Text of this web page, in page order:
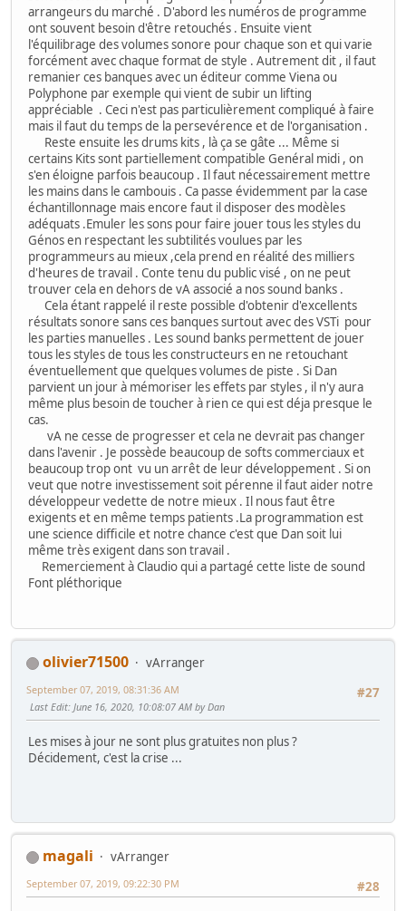
arrangeurs du marché . D'abord les numéros de programme
ont souvent besoin d'être retouchés . Ensuite vient
l'équilibrage des volumes sonore pour chaque son et qui varie
forcément avec chaque format de style . Autrement dit , il faut
remanier ces banques avec un éditeur comme Viena ou
Polyphone par exemple qui vient de subir un lifting
appréciable . Ceci n'est pas particulièrement compliqué à faire
mais il faut du temps de la persevérence et de l'organisation .
Reste ensuite les drums kits , là ça se gâte ... Même si
certains Kits sont partiellement compatible Genéral midi , on
s'en éloigne parfois beaucoup . Il faut nécessairement mettre
les mains dans le cambouis . Ca passe évidemment par la case
échantillonnage mais encore faut il disposer des modèles
adéquats .Emuler les sons pour faire jouer tous les styles du
Génos en respectant les subtilités voulues par les
programmeurs au mieux ,cela prend en réalité des milliers
d'heures de travail . Conte tenu du public visé , on ne peut
trouver cela en dehors de vA associé a nos sound banks .
Cela étant rappelé il reste possible d'obtenir d'excellents
résultats sonore sans ces banques surtout avec des VSTi pour
les parties manuelles . Les sound banks permettent de jouer
tous les styles de tous les constructeurs en ne retouchant
éventuellement que quelques volumes de piste . Si Dan
parvient un jour à mémoriser les effets par styles , il n'y aura
même plus besoin de toucher à rien ce qui est déja presque le
cas.
vA ne cesse de progresser et cela ne devrait pas changer
dans l'avenir . Je possède beaucoup de softs commerciaux et
beaucoup trop ont vu un arrêt de leur développement . Si on
veut que notre investissement soit pérenne il faut aider notre
développeur vedette de notre mieux . Il nous faut être
exigents et en même temps patients .La programmation est
une science difficile et notre chance c'est que Dan soit lui
même très exigent dans son travail .
Remerciement à Claudio qui a partagé cette liste de sound
Font pléthorique
olivier71500
vArranger
#27
September 07, 2019, 08:31:36 AM
Last Edit: June 16, 2020, 10:08:07 AM by Dan
Les mises à jour ne sont plus gratuites non plus ?
Décidement, c'est la crise ...
magali
vArranger
#28
September 07, 2019, 09:22:30 PM